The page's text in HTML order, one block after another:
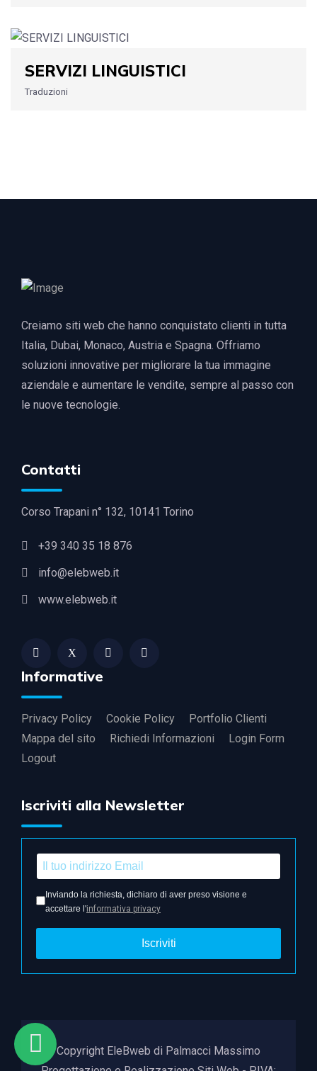
SERVIZI LINGUISTICI
Traduzioni
Creiamo siti web che hanno conquistato clienti in tutta
Italia, Dubai, Monaco, Austria e Spagna. Offriamo
soluzioni innovative per migliorare la tua immagine
aziendale e aumentare le vendite, sempre al passo con
le nuove tecnologie.
Contatti
Corso Trapani n° 132, 10141 Torino
+39 340 35 18 876
info@elebweb.it
www.elebweb.it
Informative
Privacy Policy Cookie Policy
Portfolio Clienti
Mappa del sito
Richiedi Informazioni
Login Form
Logout
Iscriviti alla Newsletter
Inviando la richiesta, dichiaro di aver preso visione e
accettare l'informativa privacy
Iscriviti
Copyright EleBweb di Palmacci Massimo